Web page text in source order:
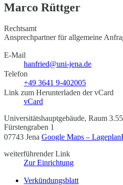
Marco Rüttger
Rechtsamt
Ansprechpartner für allgemeine
E-Mail
hanfried@uni-jena.de
Telefon
+49 3641 9-402005
Link zum Herunterladen der vCard
vCard
Universitätshauptgebäude, Raum 3.55
Fürstengraben 1
07743 Jena Google Maps – Lageplan
weiterführender Link
Zur Einrichtung
Verkündungsblatt